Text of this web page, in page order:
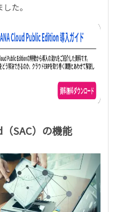
た。
（SAC）の機能